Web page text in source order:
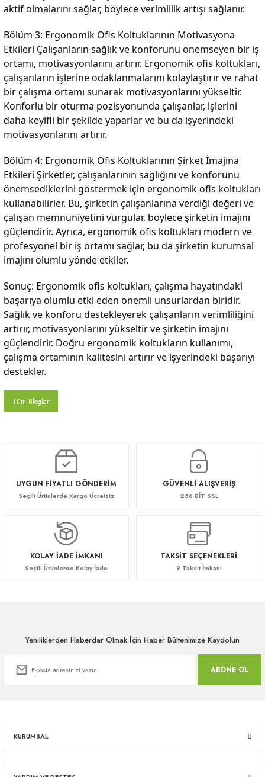
aktif olmalarını sağlar, böylece verimlilik artışı sağlanır.
Bölüm 3: Ergonomik Ofis Koltuklarının Motivasyona
Etkileri Çalışanların sağlık ve konforunu önemseyen bir iş
ortamı, motivasyonlarını artırır. Ergonomik ofis koltukları,
çalışanların işlerine odaklanmalarını kolaylaştırır ve rahat
bir çalışma ortamı sunarak motivasyonlarını yükseltir.
Konforlu bir oturma pozisyonunda çalışanlar, işlerini
daha keyifli bir şekilde yaparlar ve bu da işyerindeki
motivasyonlarını artırır.
Bölüm 4: Ergonomik Ofis Koltuklarının Şirket İmajına
Etkileri Şirketler, çalışanlarının sağlığını ve konforunu
önemsediklerini göstermek için ergonomik ofis koltukları
kullanabilirler. Bu, şirketin çalışanlarına verdiği değeri ve
çalışan memnuniyetini vurgular, böylece şirketin imajını
güçlendirir. Ayrıca, ergonomik ofis koltukları modern ve
profesyonel bir iş ortamı sağlar, bu da şirketin kurumsal
imajını olumlu yönde etkiler.
Sonuç: Ergonomik ofis koltukları, çalışma hayatındaki
başarıya olumlu etki eden önemli unsurlardan biridir.
Sağlık ve konforu destekleyerek çalışanların verimliliğini
artırır, motivasyonlarını yükseltir ve şirketin imajını
güçlendirir. Doğru ergonomik koltukların kullanımı,
çalışma ortamının kalitesini artırır ve işyerindeki başarıyı
destekler.
Tüm Bloglar
UYGUN FİYATLI GÖNDERİM
Seçili Ürünlerde Kargo Ücretsiz
GÜVENLİ ALIŞVERİŞ
256 BİT SSL
KOLAY İADE İMKANI
Seçili Ürünlerde Kolay İade
TAKSİT SEÇENEKLERİ
9 Taksit İmkanı
Yeniliklerden Haberdar Olmak İçin Haber Bültenimize Kaydolun
ABONE OL
KURUMSAL